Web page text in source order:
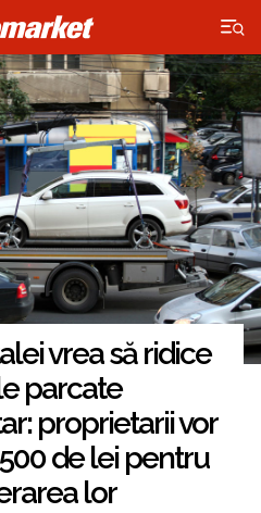
×
vrea să ridice
parcate
proprietarii vor
de lei pentru
lor